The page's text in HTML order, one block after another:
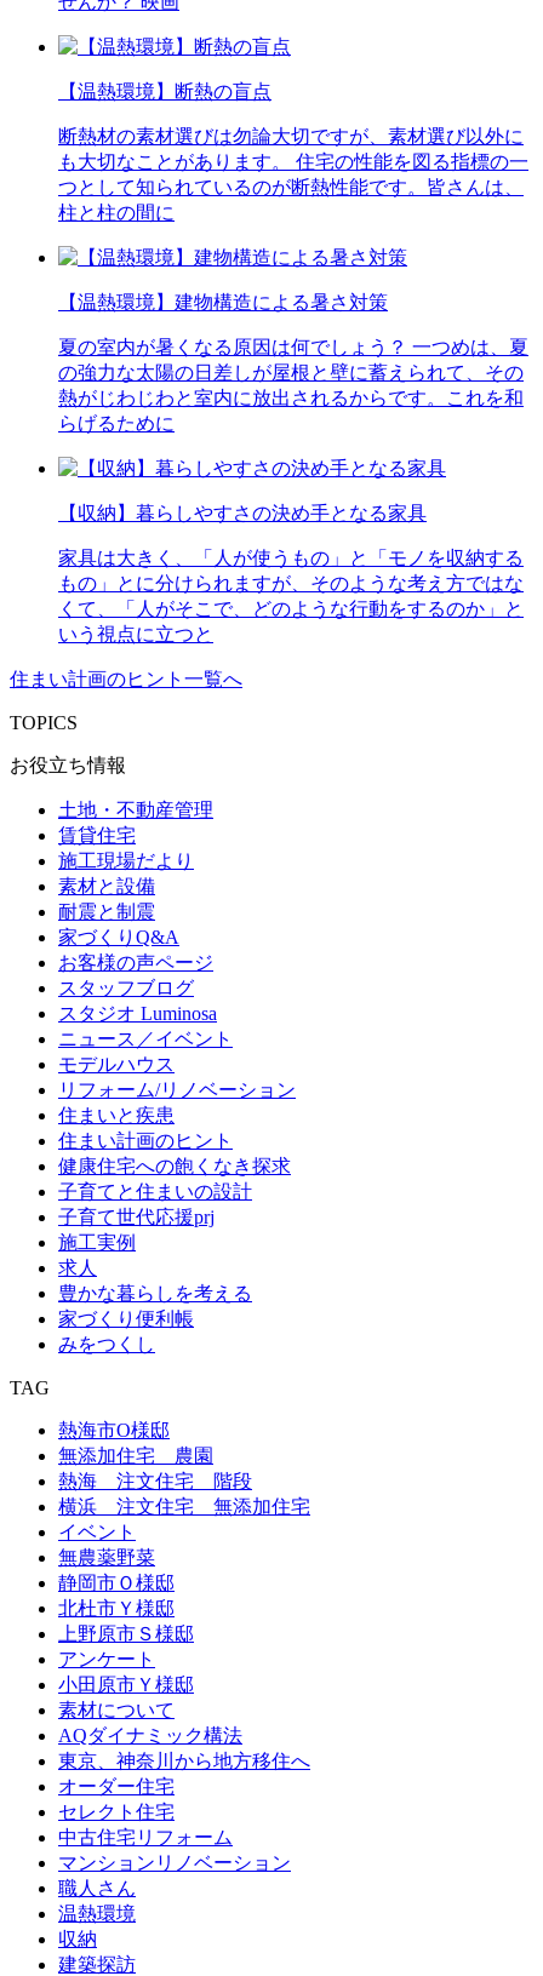
【温熱環境】断熱の盲点
断熱材の素材選びは勿論大切ですが、素材選び以外に
も大切なことがあります。 住宅の性能を図る指標の一
つとして知られているのが断熱性能です。皆さんは、
柱と柱の間に
【温熱環境】建物構造による暑さ対策
夏の室内が暑くなる原因は何でしょう？ 一つめは、夏
の強力な太陽の日差しが屋根と壁に蓄えられて、その
熱がじわじわと室内に放出されるからです。これを和
らげるために
【収納】暮らしやすさの決め手となる家具
家具は大きく、「人が使うもの」と「モノを収納する
もの」とに分けられますが、そのような考え方ではな
くて、「人がそこで、どのような行動をするのか」と
いう視点に立つと
住まい計画のヒント一覧へ
TOPICS
お役立ち情報
土地・不動産管理
賃貸住宅
施工現場だより
素材と設備
耐震と制震
家づくりQ&A
お客様の声ページ
スタッフブログ
スタジオ Luminosa
ニュース／イベント
モデルハウス
リフォーム/リノベーション
住まいと疾患
住まい計画のヒント
健康住宅への飽くなき探求
子育てと住まいの設計
子育て世代応援prj
施工実例
求人
豊かな暮らしを考える
家づくり便利帳
みをつくし
TAG
熱海市O様邸
無添加住宅 農園
熱海 注文住宅 階段
横浜 注文住宅 無添加住宅
イベント
無農薬野菜
静岡市Ｏ様邸
北杜市Ｙ様邸
上野原市Ｓ様邸
アンケート
小田原市Ｙ様邸
素材について
AQダイナミック構法
東京、神奈川から地方移住へ
オーダー住宅
セレクト住宅
中古住宅リフォーム
マンションリノベーション
職人さん
温熱環境
収納
建築探訪